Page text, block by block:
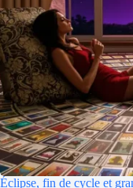
Éclipse, fin de cycle et